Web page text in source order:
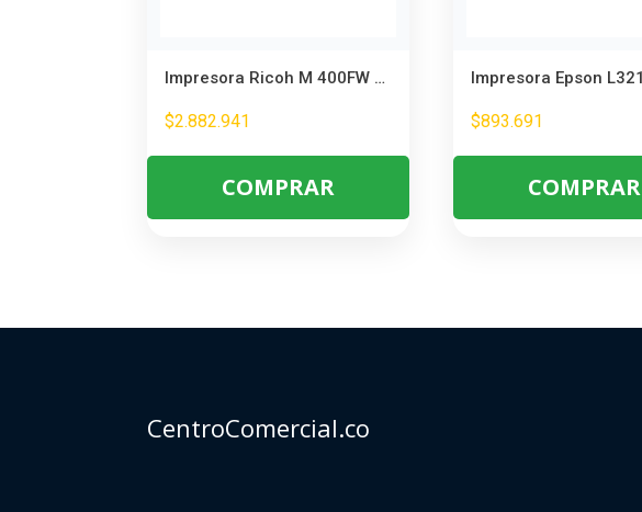
Impresora Ricoh M 400FW Láser Monocromática – Productividad Empresarial
$2.882.941
COMPRAR
$893.691
COMPRAR
CentroComercial.co